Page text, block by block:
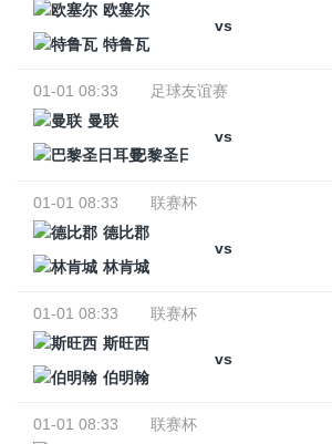
欧塞尔
vs
特鲁瓦
01-01 08:33
足球友谊赛
曼联
vs
巴黎圣日耳曼
01-01 08:33
联赛杯
德比郡
vs
林肯城
01-01 08:33
联赛杯
斯旺西
vs
伯明翰
01-01 08:33
联赛杯